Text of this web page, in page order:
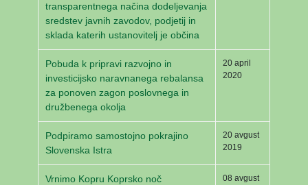
transparentnega načina dodeljevanja
sredstev javnih zavodov, podjetij in
sklada katerih ustanovitelj je občina
Pobuda k pripravi razvojno in
investicijsko naravnanega rebalansa
za ponoven zagon poslovnega in
družbenega okolja
20 april
2020
Podpiramo samostojno pokrajino
Slovenska Istra
20 avgust
2019
Vrnimo Kopru Koprsko noč
08 avgust